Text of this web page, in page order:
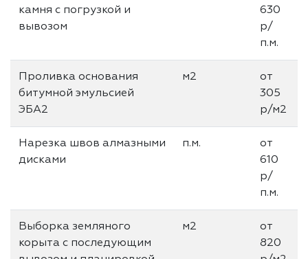
камня с погрузкой и
вывозом
630
р/
п.м.
Проливка основания
битумной эмульсией
ЭБА2
м2
от
305
р/м2
Нарезка швов алмазными
дисками
п.м.
от
610
р/
п.м.
Выборка земляного
корыта с последующим
м2
от
820